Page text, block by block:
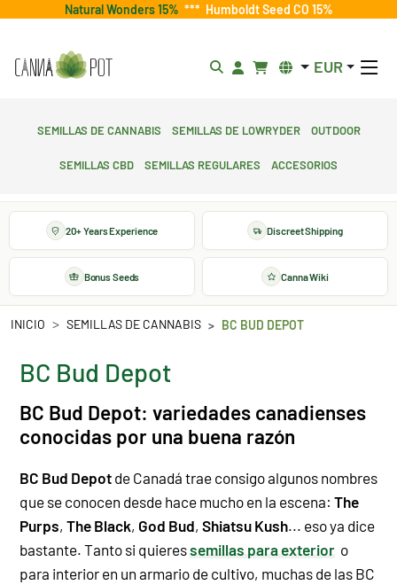
Natural Wonders 15% *** Humboldt Seed CO 15%
EUR
Semillas de cannabis Semillas de lowryder Outdoor
Semillas CBD Semillas regulares Accesorios
20+ Years Experience Discreet Shipping
Bonus Seeds Canna Wiki
INICIO SEMILLAS DE CANNABIS BC BUD DEPOT
BC Bud Depot
BC Bud Depot: variedades canadienses
conocidas por una buena razón
BC Bud Depot de Canadá trae consigoalgunos nombres
que se conocen desde hace mucho en la escena: The
Purps, The Black, God Bud, Shiatsu Kush... eso ya dice
bastante. Tanto si quieressemillas para exterior o
para interior en un armario de cultivo, muchas de las BC